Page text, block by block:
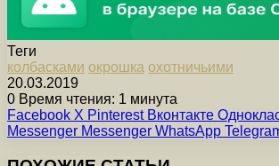
Теги
колбасками окрошка охотничьими
20.03.2019
0 Время чтения: 1 минута
Facebook X Pinterest Вконтакте
Messenger Messenger WhatsApp